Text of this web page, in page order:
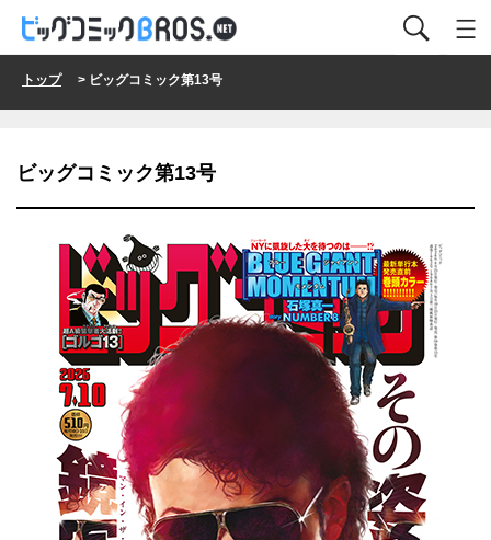
トップ> ビッグコミック第13号
ビッグコミック第13号